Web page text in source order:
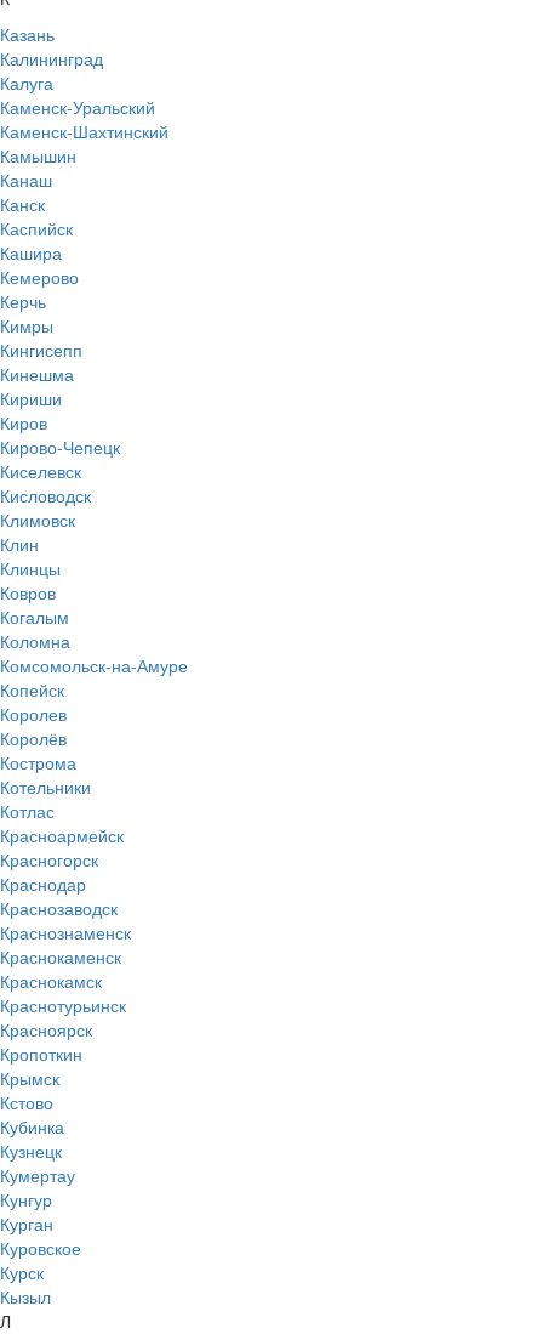
Казань
Калининград
Калуга
Каменск-Уральский
Каменск-Шахтинский
Камышин
Канаш
Канск
Каспийск
Кашира
Кемерово
Керчь
Кимры
Кингисепп
Кинешма
Кириши
Киров
Кирово-Чепецк
Киселевск
Кисловодск
Климовск
Клин
Клинцы
Ковров
Когалым
Коломна
Комсомольск-на-Амуре
Копейск
Королев
Королёв
Кострома
Котельники
Котлас
Красноармейск
Красногорск
Краснодар
Краснозаводск
Краснознаменск
Краснокаменск
Краснокамск
Краснотурьинск
Красноярск
Кропоткин
Крымск
Кстово
Кубинка
Кузнецк
Кумертау
Кунгур
Курган
Куровское
Курск
Кызыл
Л